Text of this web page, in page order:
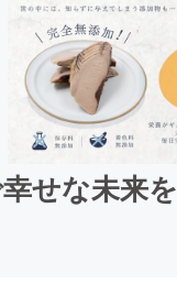
せな未来を